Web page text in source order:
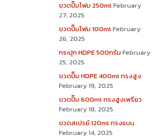
ขวดปั๊มโฟม 250mlFebruary
27, 2025
ขวดปั๊มโฟม 100mlFebruary
26, 2025
กระปุก HDPE 500กรัมFebruary
25, 2025
ขวดปั๊ม HDPE 400ml ทรงสูง
February 19, 2025
ขวดปั๊ม 600ml ทรงสูงเพรียว
February 18, 2025
ขวดสเปรย์ 120ml ทรงแบน
February 14, 2025